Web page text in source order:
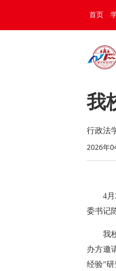
首页
我
行政法
2026年
4
委书记
我
办方邀
经验”